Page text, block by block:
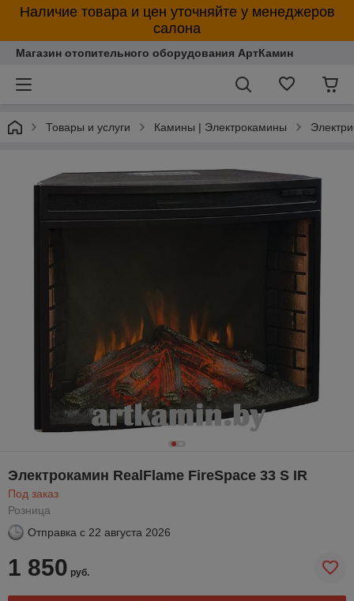
Наличие товара и цен уточняйте у менеджеров
салона
Магазин отопительного оборудования АртКамин
Товары и услуги Камины | Электрокамины
Электрокамин RealFlame FireSpace 33 S IR
Под заказ
Розница
Отправка с 22 августа 2026
1 850 руб.